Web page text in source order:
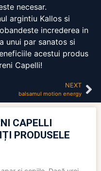
necesar.
argintiu Kallos si
increderea in
unui par sanatos si
acestui produs
Capelli!
NEXT
balsamul motion energy
CAPELLI
PRODUSELE